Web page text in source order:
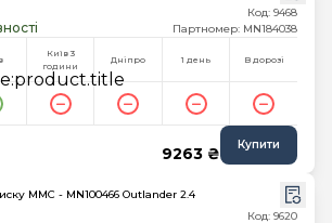
Код: 9468
Партномер: MN184038
Київ 3
години
Дніпро 1 день В дорозі
9263 ₴ Купити
MMC - MN100466 Outlander 2.4
Код: 9620